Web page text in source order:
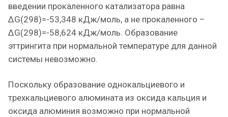
введении прокаленного катализатора равна
ΔG(298)=-53,348 кДж/моль, а не прокаленного –
ΔG(298)=-58,624 кДж/моль. Образование
эттрингита при нормальной температуре для данной
системы невозможно.
Поскольку образование однокальциевого и
трехкальциевого алюмината из оксида кальция и
оксида алюминия возможно при нормальной